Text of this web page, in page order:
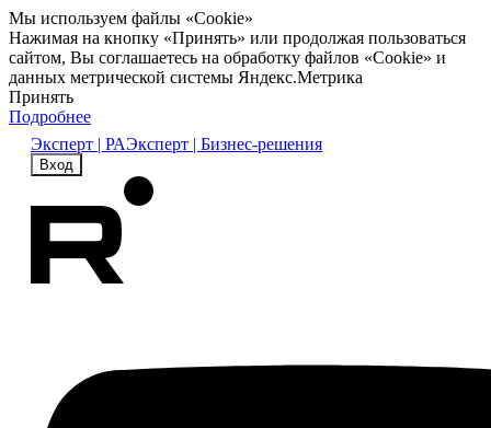
Мы используем файлы «Cookie»
Нажимая на кнопку «Принять» или продолжая пользоваться
сайтом, Вы соглашаетесь на обработку файлов «Cookie» и
данных метрической системы Яндекс.Метрика
Принять
Подробнее
Эксперт | РАЭксперт | Бизнес-решения
Вход